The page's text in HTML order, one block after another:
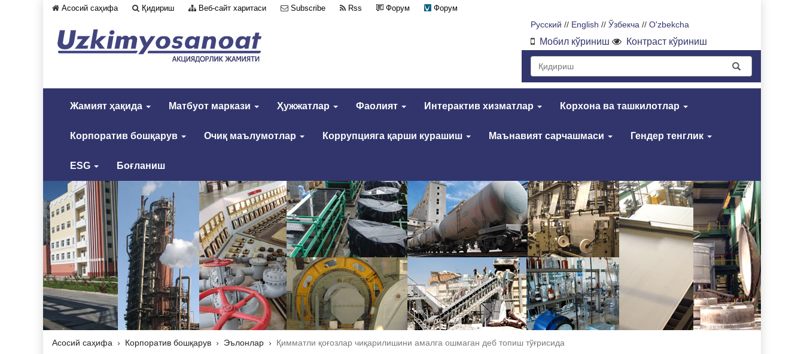
Асосий саҳифа Қидириш Веб-сайт харитаси Subscribe Rss Форум
Форум
Русский // English // Ўзбекча // O'zbekcha
Мобил кўриниш Контраст кўриниш
Жамият ҳақида Матбуот маркази Ҳужжатлар Фаолият Интерактив хизматлар Корхона ва ташкилотлар
Корпоратив бошқарув Очиқ маълумотлар Коррупцияга қарши курашиш Маънавият сарчашмаси Гендер тенглик
ESG Боғланиш
Асосий саҳифа Корпоратив бошқарув Эълонлар Қимматли қоғозлар чиқарилишини амалга ошмаган деб топиш тўғрисида